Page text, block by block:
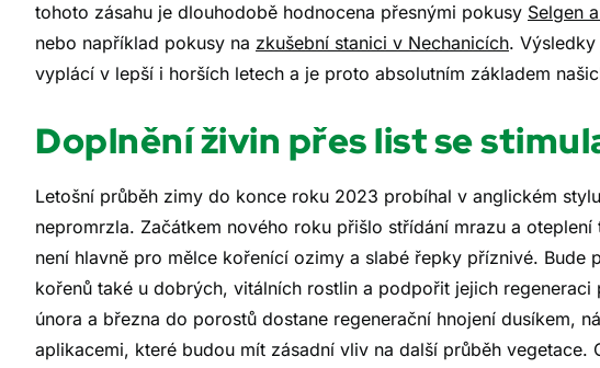
tohoto zásahu je dlouhodobě hodnocena přesnými pokusy Selgen
nebo například pokusy na zkušební stanici v Nechanicích.
vyplácí v lepší i horších letech a je proto absolutním základem
Doplnění živin přes list se
Letošní průběh zimy do konce roku 2023 probíhal v anglickém
nepromrzla. Začátkem nového roku přišlo střídání mrazu a
není hlavně pro mělce kořenící ozimy a slabé řepky příznivé. Bude
kořenů také u dobrých, vitálních rostlin a podpořit jejich
února a března do porostů dostane regenerační hnojení dusíkem,
aplikacemi, které budou mít zásadní vliv na další průběh vegetace.